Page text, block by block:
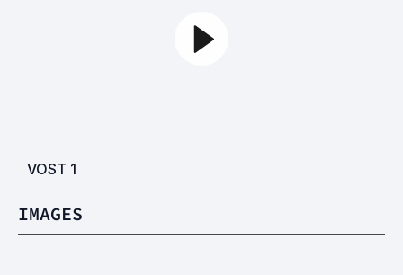
VOST 1
IMAGES